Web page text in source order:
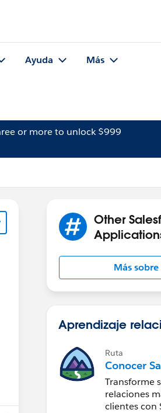
Ayuda Más
or more to unlock $999
Other
Más
Aprendizaje
Ruta
Conocer
Transforme
relaciones
clientes con